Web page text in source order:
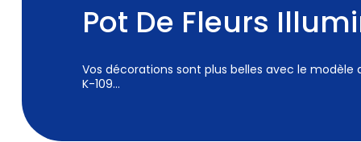
Pot De Fleurs
Vos décorations sont plus belles avec le modèle
K-109...